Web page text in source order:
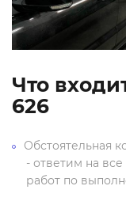
Что
626
Обстоятельная
- ответим на
работ по